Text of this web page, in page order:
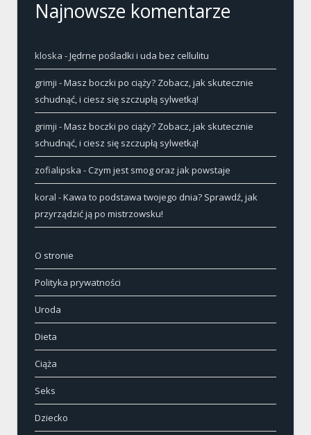
Najnowsze komentarze
kloska -Jędrne pośladki i uda bez cellulitu
grimji -Masz boczki po ciąży? Zobacz, jak skutecznie
schudnąć, i ciesz się szczupłą sylwetką!
grimji -Masz boczki po ciąży? Zobacz, jak skutecznie
schudnąć, i ciesz się szczupłą sylwetką!
zofialipska -Czym jest smog oraz jak powstaje
koral -Kawa to podstawa twojego dnia? Sprawdź, jak
przyrządzić ją po mistrzowsku!
O stronie
Polityka prywatności
Uroda
Dieta
Ciąża
Seks
Dziecko